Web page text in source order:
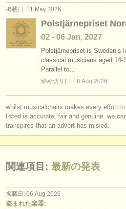
盗まれた楽器
ディレクトリー:
オーケストラ
音楽学校
ユース オーケストラ
musicalchairs:
musicalchairsについて
rss feeds
クラシック音楽ニュース
degree courses: classical clarinet
コンクール: クラリネット (14)
楽器の販売: クラリネット
盗まれた楽器: クラリネット (81)
掲載日: 11 May 2026
Polstjärnepriset
02 - 06 Jan, 2027
Polstjärnepriset is Sweden’s
classical musicians aged 14-
Parallel to…
締め切り日: 18 Aug 2026
whilst musicalchairs makes every effort
listed is accurate, fair and genuine, we
transpires that an advert has misled.
関連項目: 最新の発表
掲載日: 06 Aug 2026
盗まれた楽器: